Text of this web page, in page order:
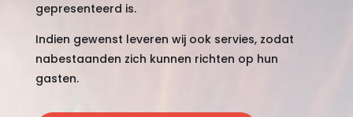
gepresenteerd is.
Indien gewenst leveren wij ook servies, zodat
nabestaanden zich kunnen richten op hun
gasten.